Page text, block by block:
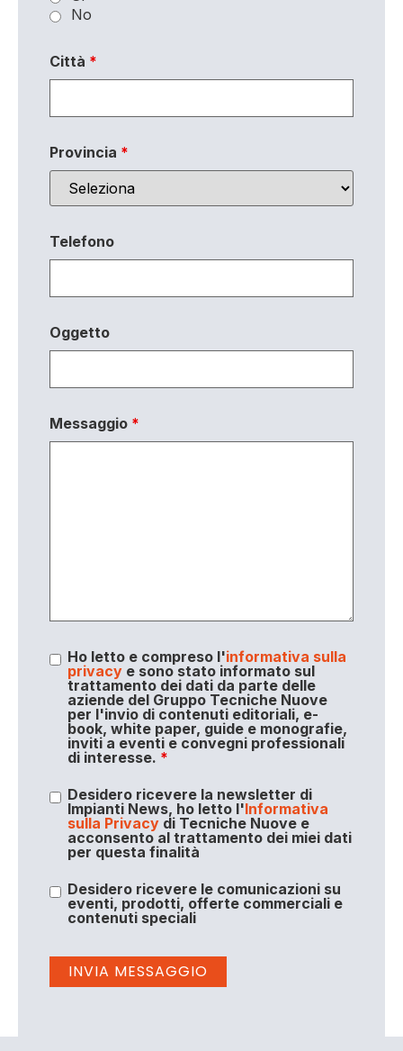
No
Città *
Provincia *
Telefono
Oggetto
Messaggio *
Ho letto e compreso l'informativa sulla
privacye sono stato informato sul
trattamento dei dati da parte delle
aziende del Gruppo Tecniche Nuove
per l'invio di contenuti editoriali, e-
book, white paper, guide e monografie,
inviti a eventi e convegni professionali
di interesse. *
Desidero ricevere la newsletter di
Impianti News, ho letto l'Informativa
sulla Privacydi Tecniche Nuove e
acconsento al trattamento dei miei dati
per questa finalità
Desidero ricevere le comunicazioni su
eventi, prodotti, offerte commerciali e
contenuti speciali